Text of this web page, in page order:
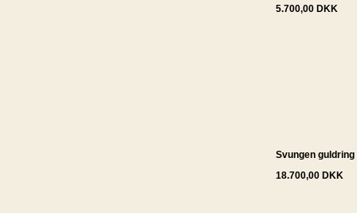
5.700,00 DKK
Svungen
18.700,00 DKK